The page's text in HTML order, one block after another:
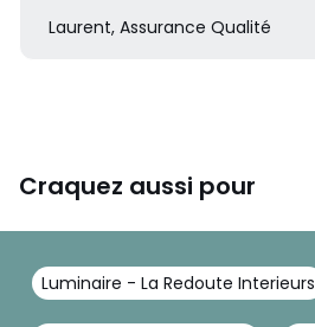
Laurent, Assurance Qualité
Craquez aussi pour
Luminaire - La Redoute Interieurs